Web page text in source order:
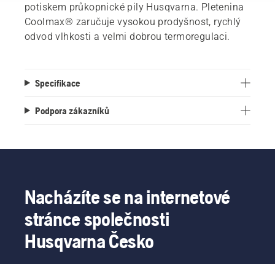
potiskem průkopnické pily Husqvarna. Pletenina
Coolmax® zaručuje vysokou prodyšnost, rychlý
odvod vlhkosti a velmi dobrou termoregulaci.
Specifikace
Podpora zákazníků
Nacházíte se na internetové
stránce společnosti
Husqvarna Česko